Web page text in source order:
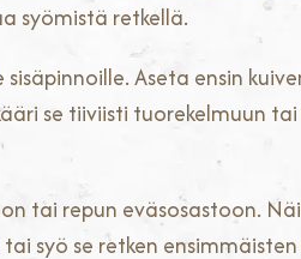
syömistä retkellä.
Aseta ensin
se tiiviisti tuorekelmuun
tai repun eväsosastoon.
syö se retken